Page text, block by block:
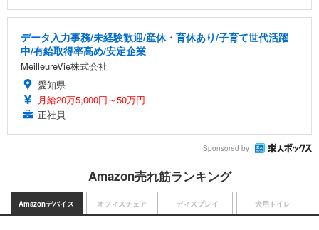
データ入力事務/未経験歓迎/産休・育休あり/子育て世代活躍
中/有給取得率高め/安定企業
MeilleureVie株式会社
愛知県
月給20万5,000円～50万円
正社員
Sponsored by
Amazon売れ筋ランキング
Amazonデバイス オフィスチェア ディスプレイ 犬用トイレ